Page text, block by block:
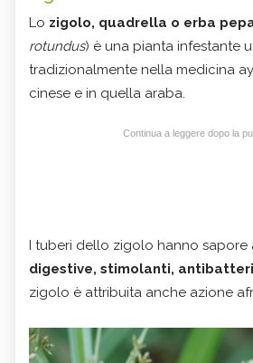
Lo zigolo, quadrella o erba
rotundus) è una pianta infestante
tradizionalmente nella medicina
cinese e in quella araba.
Continua a leggere dopo la
I tuberi dello zigolo hanno sapore
digestive, stimolanti,
zigolo è attribuita anche azione